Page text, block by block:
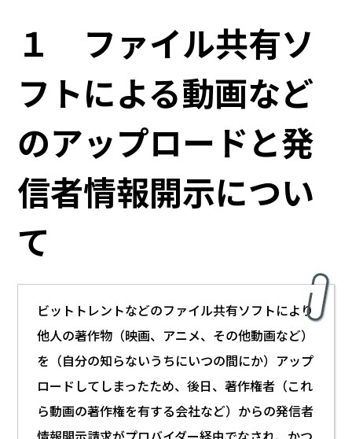
１ ファイル共有ソ
フトによる動画など
のアップロードと発
信者情報開示につい
て
ビットトレントなどのファイル共有ソフトにより
他人の著作物（映画、アニメ、その他動画など）
を（自分の知らないうちにいつの間にか）アップ
ロードしてしまったため、後日、著作権者（これ
ら動画の著作権を有する会社など）からの発信者